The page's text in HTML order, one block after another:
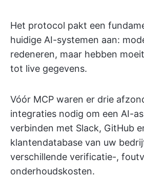
Het protocol pakt een
huidige AI-systemen aan:
redeneren, maar hebben
tot live gegevens.
Vóór MCP waren er drie
integraties nodig om een AI-
verbinden met Slack, GitHub
klantendatabase van uw
verschillende verificatie-,
onderhoudskosten.